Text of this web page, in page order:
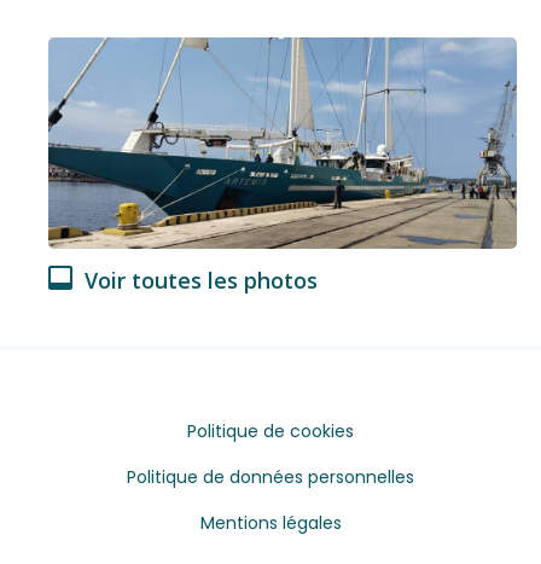
Voir toutes les photos
Politique de cookies
Politique de données personnelles
Mentions légales